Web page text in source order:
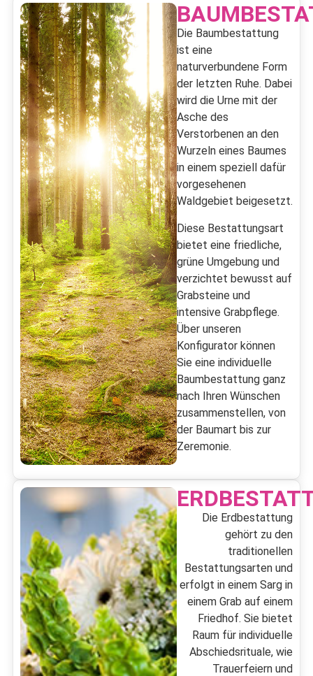
Die Baumbestattung
ist eine
naturverbundene Form
der letzten Ruhe. Dabei
wird die Urne mit der
Asche des
Verstorbenen an den
Wurzeln eines Baumes
in einem speziell dafür
vorgesehenen
Waldgebiet beigesetzt.
Diese Bestattungsart
bietet eine friedliche,
grüne Umgebung und
verzichtet bewusst auf
Grabsteine und
intensive Grabpflege.
Über unseren
Konfigurator können
Sie eine individuelle
Baumbestattung ganz
nach Ihren Wünschen
zusammenstellen, von
der Baumart bis zur
Zeremonie.
Die Erdbestattung
gehört zu den
traditionellen
Bestattungsarten und
erfolgt in einem Sarg in
einem Grab auf einem
Friedhof. Sie bietet
Raum für individuelle
Abschiedsrituale, wie
Trauerfeiern und